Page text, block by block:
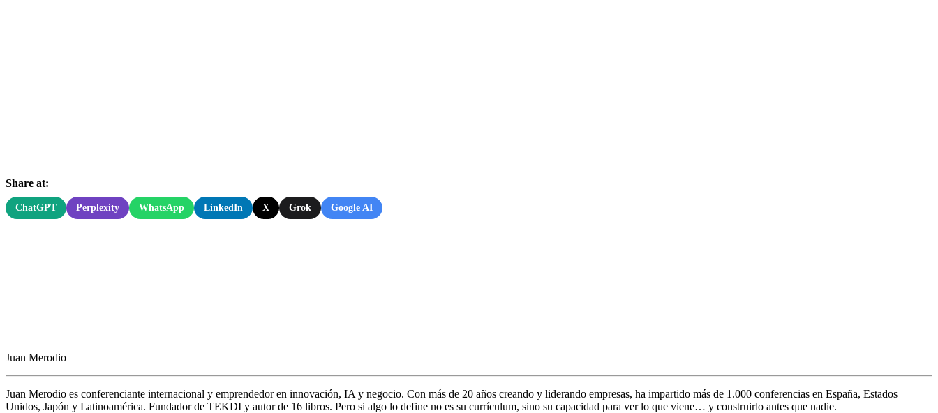
Share at:
ChatGPT Perplexity WhatsApp LinkedIn X Grok Google AI
Juan Merodio
Juan Merodio es conferenciante internacional y emprendedor en innovación, IA y negocio. Con más de 20 años creando y liderando empresas, ha impartido más de 1.000 conferencias en España, Estados
Unidos, Japón y Latinoamérica. Fundador de TEKDI y autor de 16 libros. Pero si algo lo define no es su currículum, sino su capacidad para ver lo que viene… y construirlo antes que nadie.